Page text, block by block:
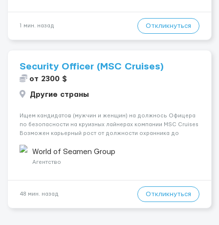
1 мин. назад Откликнуться
Security Officer (MSC Cruises)
от 2300 $
Другие страны
Ищем кандидатов (мужчин и женщин) на должнось Офицера
по безопасности на круизных лайнерах компании MSC Cruises
Возможен карьерный рост от должности охранника до
начальника охраны и начальника охраны. График работы
посменный, суммарной продолж...
World of Seamen Group
Агентство
48 мин. назад Откликнуться